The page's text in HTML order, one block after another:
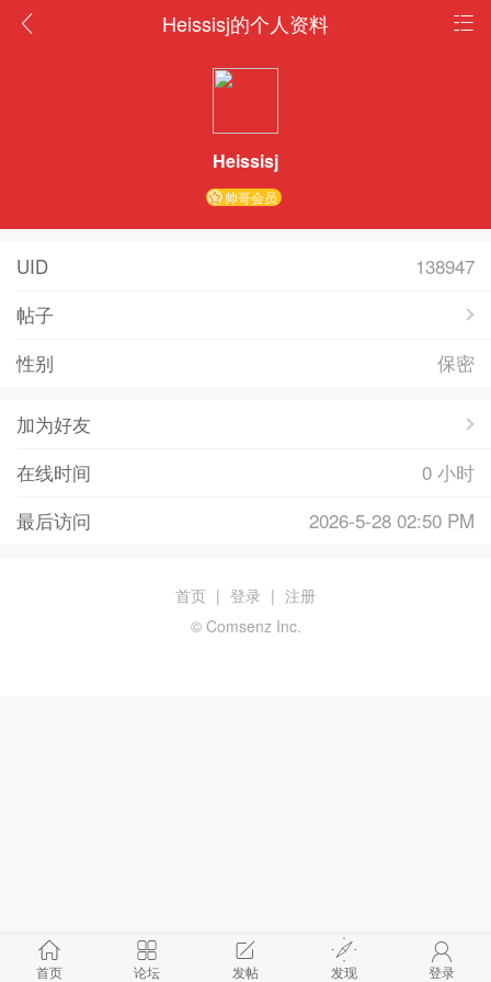
Heissisj的个人资料
Heissisj
帅哥会员
UID
138947
帖子
性别
保密
加为好友
在线时间
0 小时
最后访问
2026-5-28 02:50 PM
首页 论坛 发帖 发现 登录
首页 | 登录 | 注册
© Comsenz Inc.